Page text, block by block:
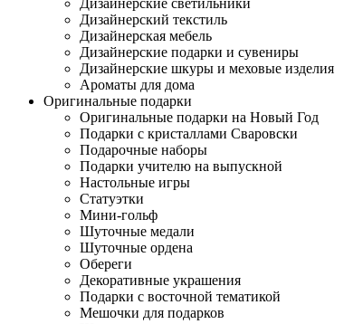
Дизайнерские светильники
Дизайнерский текстиль
Дизайнерская мебель
Дизайнерские подарки и сувениры
Дизайнерские шкуры и меховые изделия
Ароматы для дома
Оригинальные подарки
Оригинальные подарки на Новый Год
Подарки с кристаллами Сваровски
Подарочные наборы
Подарки учителю на выпускной
Настольные игры
Статуэтки
Мини-гольф
Шуточные медали
Шуточные ордена
Обереги
Декоративные украшения
Подарки с восточной тематикой
Мешочки для подарков